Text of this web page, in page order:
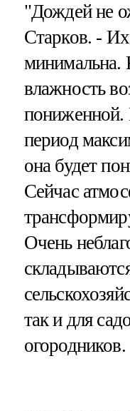
"Дождей не
Старков. -
минимальна.
влажность
пониженной.
период
она будет
Сейчас
Очень
так и для
огородников.